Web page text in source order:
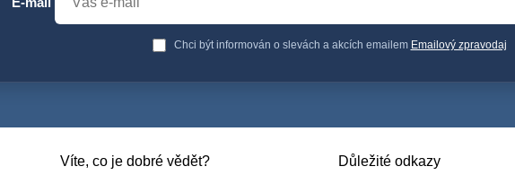
Chci být informován o slevách a akcích emailem Emailový zpravodaj
Víte, co je dobré vědět? Důležité odkazy